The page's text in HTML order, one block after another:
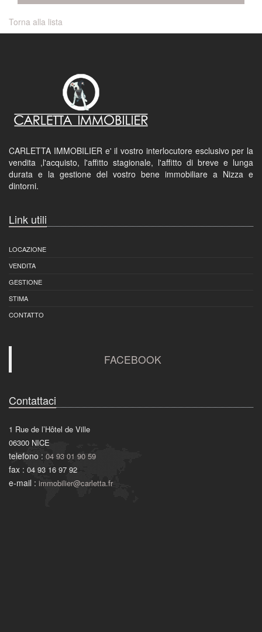
Torna alla lista
CARLETTA IMMOBILIER e' il vostro interlocutore esclusivo per la
vendita ,l'acquisto, l'affitto stagionale, l'affitto di breve e lunga
durata e la gestione del vostro bene immobiliare a Nizza e
dintorni.
Link utili
LOCAZIONE
VENDITA
GESTIONE
STIMA
CONTATTO
FACEBOOK
Contattaci
1 Rue de l’Hôtel de Ville
06300 NICE
telefono : 04 93 01 90 59
fax : 04 93 16 97 92
e-mail : immobilier@carletta.fr